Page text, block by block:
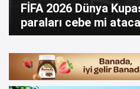
FİFA 2026 Dünya
paraları cebe mi